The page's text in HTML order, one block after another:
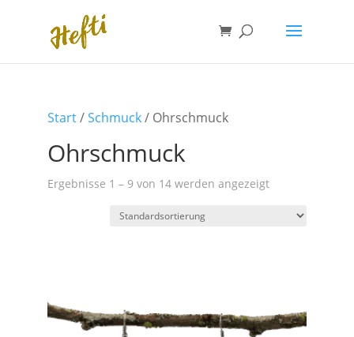
Start/Schmuck/ Ohrschmuck
Ohrschmuck
Ergebnisse 1 – 9 von 14 werden angezeigt